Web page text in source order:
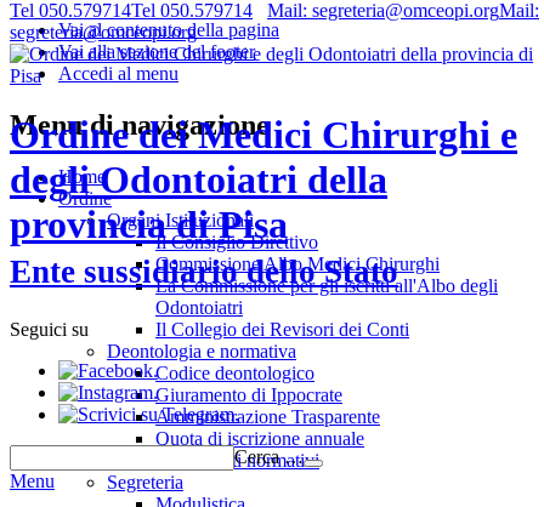
Vai al contenuto della pagina
Vai alla sezione del footer
Accedi al menu
Tel 050.579714Tel 050.579714 Mail: segreteria@omceopi.orgMail:
segreteria@omceopi.org
Ordine dei Medici Chirurghi e
degli Odontoiatri della
provincia di Pisa
Ente sussidiario dello Stato
Seguici su
.
.
.
Cerca …
Menu
Menu di navigazione
Home
Ordine
Organi Istituzionali
Il Consiglio Direttivo
Commissione Albo Medici Chirurghi
La Commissione per gli iscritti all'Albo degli
Odontoiatri
Il Collegio dei Revisori dei Conti
Deontologia e normativa
Codice deontologico
Giuramento di Ippocrate
Amministrazione Trasparente
Quota di iscrizione annuale
Riferimenti normativi
Segreteria